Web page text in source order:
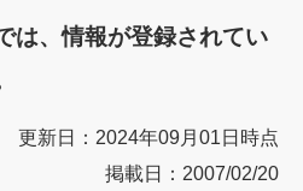
は、情報が登録されてい
更新日：2024年09月01日時点
掲載日：2007/02/20